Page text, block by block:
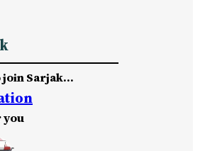
join Sarjak…
you